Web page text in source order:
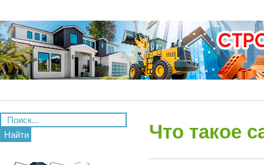
Найти Что такое